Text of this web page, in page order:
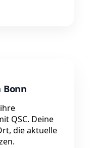
Bonn
QSC. Deine
die aktuelle